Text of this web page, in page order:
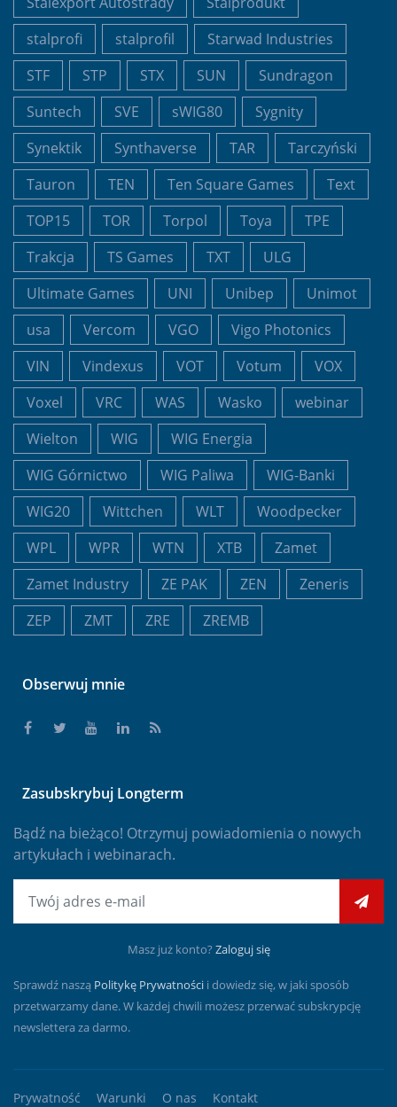
stalprofi
stalprofil
Starwad Industries
STF
STP STX SUN
Sundragon
Suntech
SVE sWIG80
Sygnity
Synektik
Synthaverse TAR
Tarczyński
Tauron
TEN Ten Square Games
Text
TOP15
TOR Torpol Toya
TPE
Trakcja
TS Games TXT
ULG
Ultimate Games
UNI Unibep
Unimot
usa
Vercom VGO
Vigo Photonics
VIN
Vindexus VOT Votum
VOX
Voxel
VRC WAS Wasko
webinar
Wielton
WIG
WIG Energia
WIG Górnictwo
WIG Paliwa
WIG-Banki
WIG20
Wittchen WLT
Woodpecker
WPL
WPR WTN XTB
Zamet
Zamet Industry
ZE PAK ZEN
Zeneris
ZEP
ZMT ZRE ZREMB
Obserwuj mnie
Zasubskrybuj Longterm
Bądź na bieżąco! Otrzymuj powiadomienia o nowych
artykułach i webinarach.
Masz już konto? Zaloguj się
Sprawdź naszą Politykę Prywatności i dowiedz się, w jaki sposób
przetwarzamy dane. W każdej chwili możesz przerwać subskrypcję
newslettera za darmo.
Prywatność Warunki O nas Kontakt